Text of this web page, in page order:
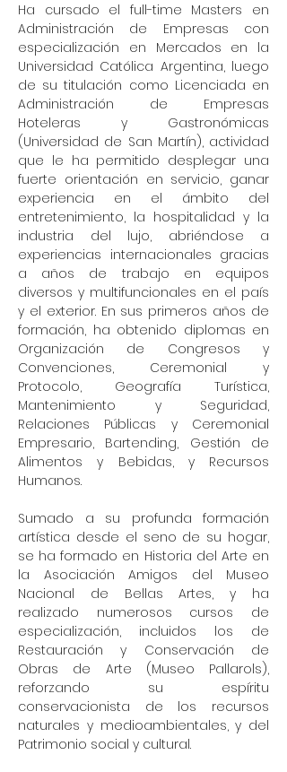
Ha cursado el full-time Masters en
Administración de Empresas con
especialización en Mercados en la
Universidad Católica Argentina, luego
de su titulación como Licenciada en
Administración de Empresas
Hoteleras y Gastronómicas
(Universidad de San Martín), actividad
que le ha permitido desplegar una
fuerte orientación en servicio, ganar
experiencia en el ámbito del
entretenimiento, la hospitalidad y la
industria del lujo, abriéndose a
experiencias internacionales gracias
a años de trabajo en equipos
diversos y multifuncionales en el país
y el exterior. En sus primeros años de
formación, ha obtenido diplomas en
Organización de Congresos y
Convenciones, Ceremonial y
Protocolo, Geografía Turística,
Mantenimiento y Seguridad,
Relaciones Públicas y Ceremonial
Empresario, Bartending, Gestión de
Alimentos y Bebidas, y Recursos
Humanos.
Sumado a su profunda formación
artística desde el seno de su hogar,
se ha formado en Historia del Arte en
la Asociación Amigos del Museo
Nacional de Bellas Artes, y ha
realizado numerosos cursos de
especialización, incluidos los de
Restauración y Conservación de
Obras de Arte (Museo Pallarols),
reforzando su espíritu
conservacionista de los recursos
naturales y medioambientales, y del
Patrimonio social y cultural.